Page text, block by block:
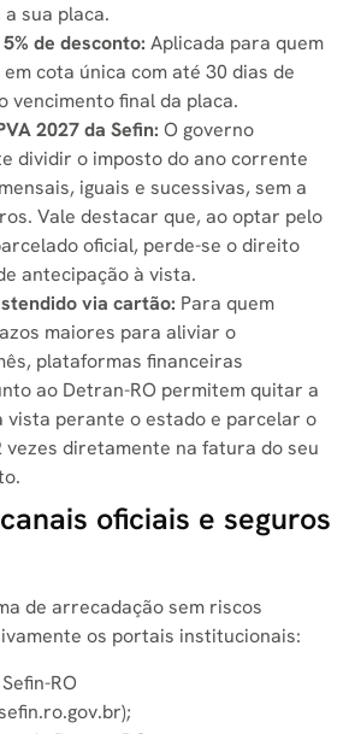
sua placa.
de desconto: Aplicada para quem
cota única com até 30 dias de
vencimento final da placa.
2027 da Sefin: O governo
dividir o imposto do ano corrente
iguais e sucessivas, sem a
Vale destacar que, ao optar pelo
oficial, perde-se o direito
antecipação à vista.
via cartão: Para quem
maiores para aliviar o
plataformas financeiras
ao Detran-RO permitem quitar a
vista perante o estado e parcelar o
vezes diretamente na fatura do seu
oficiais e seguros
de arrecadação sem riscos
os portais institucionais:
RO